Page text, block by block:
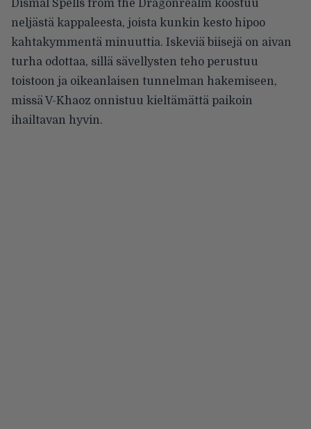
Dismal Spells from the Dragonrealm koostuu
neljästä kappaleesta, joista kunkin kesto hipoo
kahtakymmentä minuuttia. Iskeviä biisejä on aivan
turha odottaa, sillä sävellysten teho perustuu
toistoon ja oikeanlaisen tunnelman hakemiseen,
missä V-Khaoz onnistuu kieltämättä paikoin
ihailtavan hyvin.